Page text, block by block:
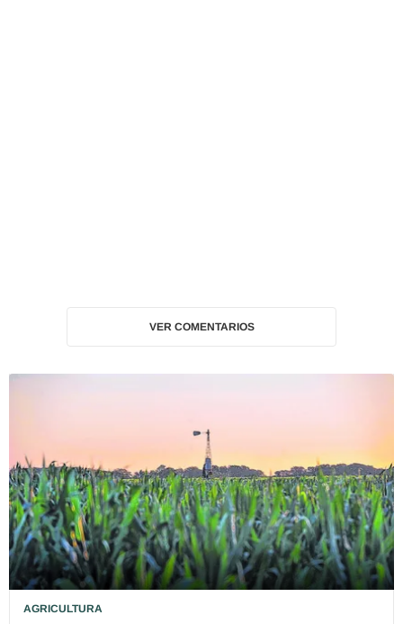
VER COMENTARIOS
AGRICULTURA